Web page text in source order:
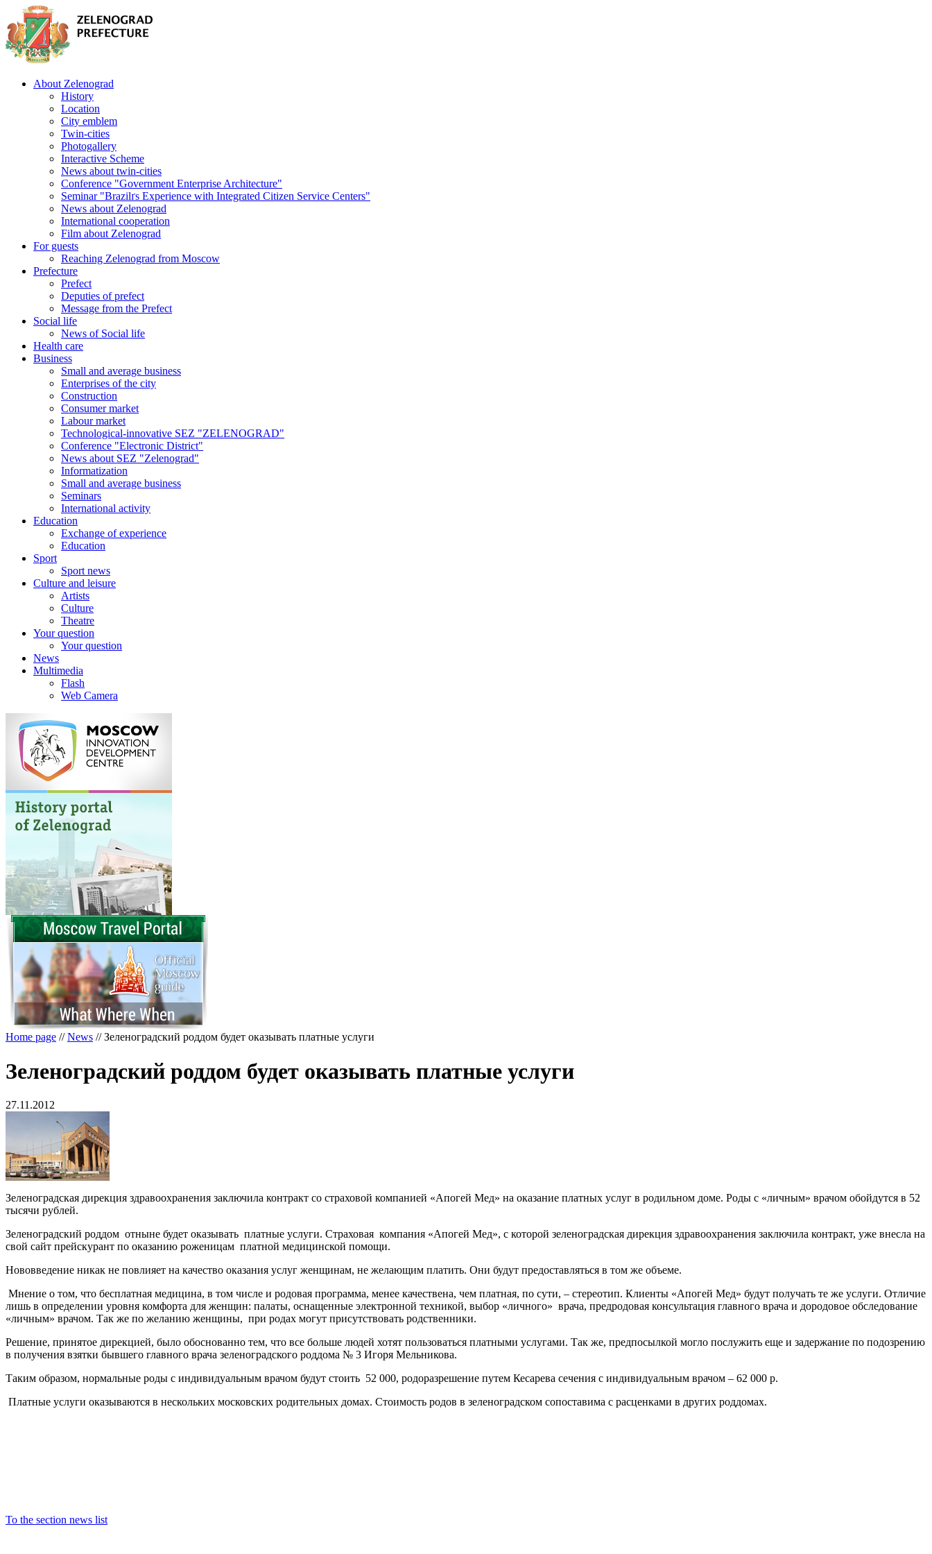
About Zelenograd
History
Location
City emblem
Twin-cities
Photogallery
Interactive Scheme
News about twin-cities
Conference "Government Enterprise Architecture"
Seminar "Brazilґs Experience with Integrated Citizen Service Centers"
News about Zelenograd
International cooperation
Film about Zelenograd
For guests
Reaching Zelenograd from Moscow
Prefecture
Prefect
Deputies of prefect
Message from the Prefect
Social life
News of Social life
Health care
Business
Small and average business
Enterprises of the city
Construction
Consumer market
Labour market
Technological-innovative SEZ "ZELENOGRAD"
Conference "Electronic District"
News about SEZ "Zelenograd"
Informatization
Small and average business
Seminars
International activity
Education
Exchange of experience
Education
Sport
Sport news
Culture and leisure
Artists
Culture
Theatre
Your question
Your question
News
Multimedia
Flash
Web Camera
Home page //News //Зеленоградский роддом будет оказывать платные услуги
Зеленоградский роддом будет оказывать платные услуги
27.11.2012
Зеленоградская дирекция здравоохранения заключила контракт со страховой компанией «Апогей Мед» на оказание платных услуг в родильном доме. Роды с «личным» врачом обойдутся в 52
тысячи рублей.
Зеленоградский роддом отныне будет оказывать платные услуги. Страховая компания «Апогей Мед», с которой зеленоградская дирекция здравоохранения заключила контракт, уже внесла на
свой сайт прейскурант по оказанию роженицам платной медицинской помощи.
Нововведение никак не повлияет на качество оказания услуг женщинам, не желающим платить. Они будут предоставляться в том же объеме.
Мнение о том, что бесплатная медицина, в том числе и родовая программа, менее качествена, чем платная, по сути, – стереотип. Клиенты «Апогей Мед» будут получать те же услуги. Отличие
лишь в определении уровня комфорта для женщин: палаты, оснащенные электронной техникой, выбор «личного» врача, предродовая консультация главного врача и дородовое обследование
«личным» врачом. Так же по желанию женщины, при родах могут присутствовать родственники.
Решение, принятое дирекцией, было обоснованно тем, что все больше людей хотят пользоваться платными услугами. Так же, предпосылкой могло послужить еще и задержание по подозрению
в получения взятки бывшего главного врача зеленоградского роддома № 3 Игоря Мельникова.
Таким образом, нормальные роды с индивидуальным врачом будут стоить 52 000, родоразрешение путем Кесарева сечения с индивидуальным врачом – 62 000 р.
Платные услуги оказываются в нескольких московских родительных домах. Стоимость родов в зеленоградском сопоставима с расценками в других роддомах.
To the section news list